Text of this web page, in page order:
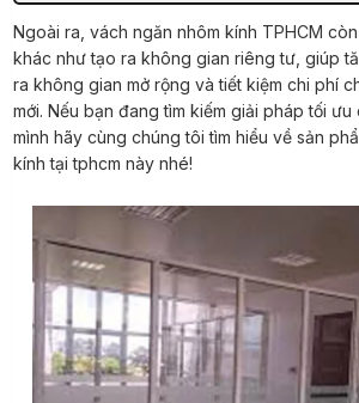
Ngoài ra, vách ngăn nhôm kính TPHCM còn mang lại nhiều lợi ích
khác như tạo ra không gian riêng tư, giúp
ra không gian mở rộng và tiết kiệm chi phí
mới. Nếu bạn đang tìm kiếm giải pháp tối
mình hãy cùng chúng tôi tìm hiểu về sản
kính tại tphcm này nhé!